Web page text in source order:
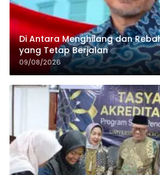
Di Antara Menghilang dan
yang Tetap Berjalan
09/08/2026